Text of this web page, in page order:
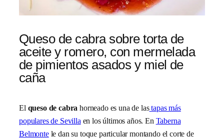
Queso de cabra sobre torta de
aceite y romero, con mermelada
de pimientos asados y miel de
caña
El queso de cabra horneado es una de lastapas más
populares de Sevillaen los últimos años. En Taberna
Belmontele dan su toque particular montando el corte de